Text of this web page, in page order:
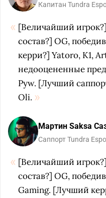
Капитан Tundra
[Величайший
состав?] OG,
керри?] Yatoro, K1,
недооцененные
Pyw. [Лучший
Oli.
Мартин Saksa
Саппорт Tundra
[Величайший
состав?] OG,
Gaming. [Лучший